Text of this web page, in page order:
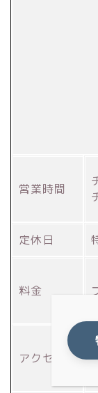
営業時間
定休日
料金
アクセス